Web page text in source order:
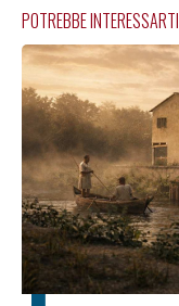
POTREBBE INTERESSARTI